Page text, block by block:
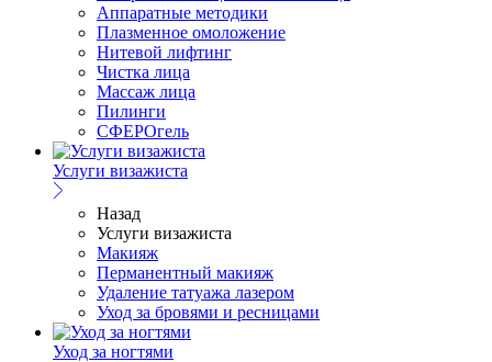
Аппаратные методики
Плазменное омоложение
Нитевой лифтинг
Чистка лица
Массаж лица
Пилинги
СФЕРОгель
Услуги визажиста
Назад
Услуги визажиста
Макияж
Перманентный макияж
Удаление татуажа лазером
Уход за бровями и ресницами
Уход за ногтями